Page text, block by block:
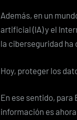
Además, en un
artificial (IA) y el
la ciberseguridad ha
Hoy, proteger los
En ese sentido,
información es